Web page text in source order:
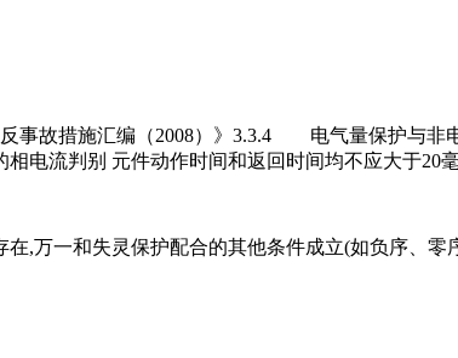
事故措施汇编（2008）》3.3.4 电气量保护与非
电流判别 元件动作时间和返回时间均不应大于20毫
,万一和失灵保护配合的其他条件成立(如负序、零